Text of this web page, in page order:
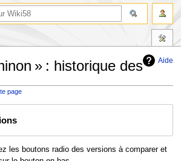
Aide
» : historique des
page
les boutons radio des versions à comparer et